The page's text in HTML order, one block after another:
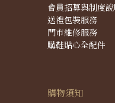
會員招募與制度
送禮包裝服務
門市維修服務
購鞋貼心全配件
購物須知